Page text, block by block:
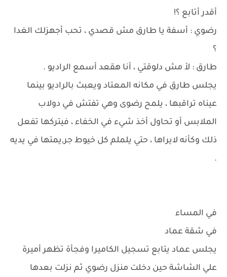
أقدر أتابع ؟!
رضوي : أسفة يا طارق مش قصدي ، تحب أجهزلك الغدا
؟
طارق : لأ مش دلوقتي ، أنا هقعد أسمع الراديو .
يجلس طارق في مكانه المعتاد ويعبث بالراديو بينما
عيناه تراقبها ، يلمح رضوى وهي تفتش في دولاب
الملابس أو تحاول أخذ شيء في الخفاء ، فيتركها تفعل
ذلك وكأنه لايراها ، حتي يلملم كل خيوط جر,يمتها في يديه
.
في المساء
في شقة عماد
يجلس عماد يتابع تسجيل الكاميرا وفجأة تظهر أميرة
علي الشاشة حين دخلت منزل رضوي ثم نزلت بعدها